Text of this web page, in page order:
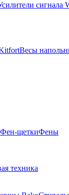
сигнала
Весы
Фен-щеткиФены
техника